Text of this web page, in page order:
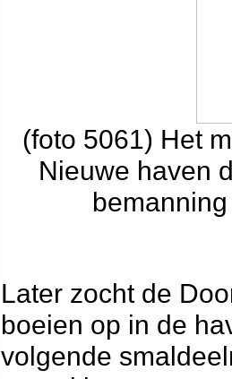
(foto 5061) Het
Nieuwe haven
Later zocht de
boeien op in de
volgende